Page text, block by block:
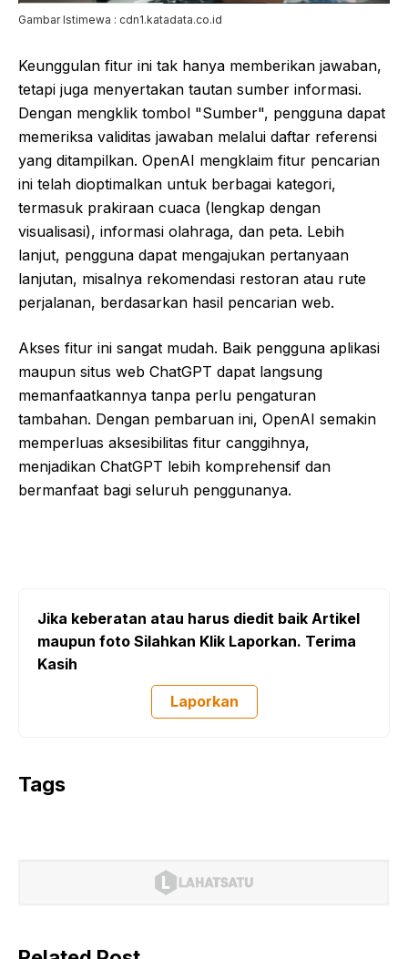
Gambar Istimewa : cdn1.katadata.co.id
Keunggulan fitur ini tak hanya memberikan jawaban,
tetapi juga menyertakan tautan sumber informasi.
Dengan mengklik tombol "Sumber", pengguna dapat
memeriksa validitas jawaban melalui daftar referensi
yang ditampilkan. OpenAI mengklaim fitur pencarian
ini telah dioptimalkan untuk berbagai kategori,
termasuk prakiraan cuaca (lengkap dengan
visualisasi), informasi olahraga, dan peta. Lebih
lanjut, pengguna dapat mengajukan pertanyaan
lanjutan, misalnya rekomendasi restoran atau rute
perjalanan, berdasarkan hasil pencarian web.
Akses fitur ini sangat mudah. Baik pengguna aplikasi
maupun situs web ChatGPT dapat langsung
memanfaatkannya tanpa perlu pengaturan
tambahan. Dengan pembaruan ini, OpenAI semakin
memperluas aksesibilitas fitur canggihnya,
menjadikan ChatGPT lebih komprehensif dan
bermanfaat bagi seluruh penggunanya.
Jika keberatan atau harus diedit baik Artikel
maupun foto Silahkan Klik Laporkan. Terima
Kasih
Laporkan
Tags